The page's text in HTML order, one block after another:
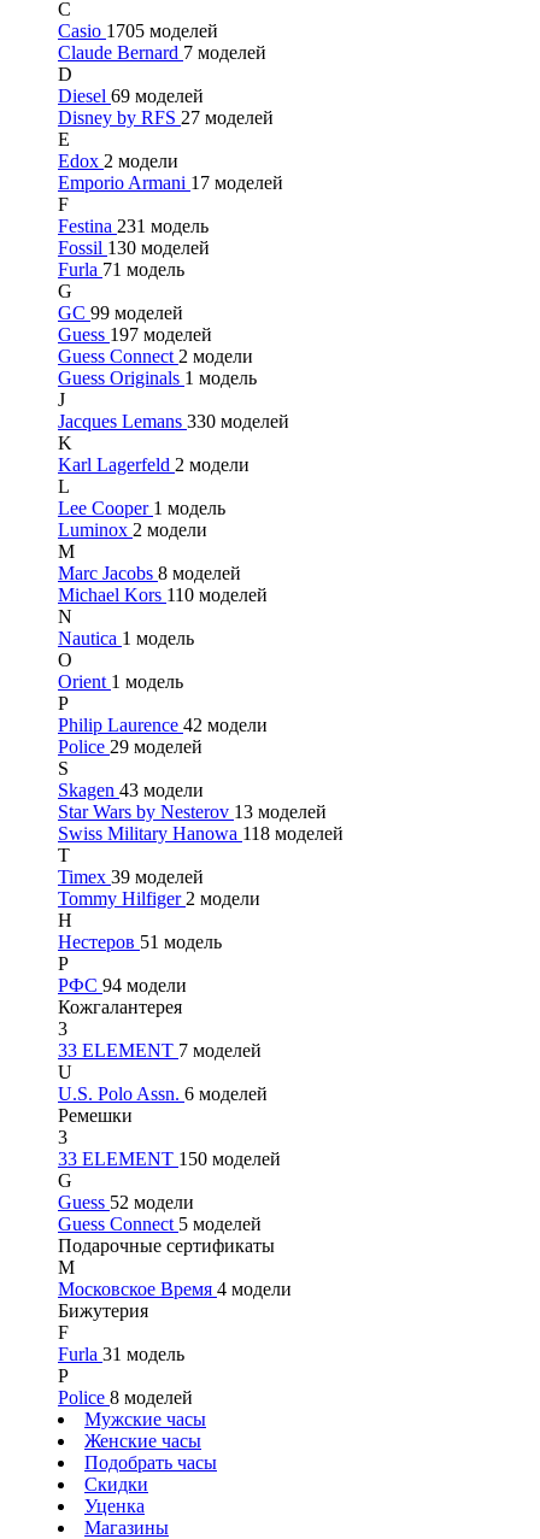
C
Casio 1705 моделей
Claude Bernard 7 моделей
D
Diesel 69 моделей
Disney by RFS 27 моделей
E
Edox 2 модели
Emporio Armani 17 моделей
F
Festina 231 модель
Fossil 130 моделей
Furla 71 модель
G
GC 99 моделей
Guess 197 моделей
Guess Connect 2 модели
Guess Originals 1 модель
J
Jacques Lemans 330 моделей
K
Karl Lagerfeld 2 модели
L
Lee Cooper 1 модель
Luminox 2 модели
M
Marc Jacobs 8 моделей
Michael Kors 110 моделей
N
Nautica 1 модель
O
Orient 1 модель
P
Philip Laurence 42 модели
Police 29 моделей
S
Skagen 43 модели
Star Wars by Nesterov 13 моделей
Swiss Military Hanowa 118 моделей
T
Timex 39 моделей
Tommy Hilfiger 2 модели
Н
Нестеров 51 модель
Р
РФС 94 модели
Кожгалантерея
3
33 ELEMENT 7 моделей
U
U.S. Polo Assn. 6 моделей
Ремешки
3
33 ELEMENT 150 моделей
G
Guess 52 модели
Guess Connect 5 моделей
Подарочные сертификаты
М
Московское Время 4 модели
Бижутерия
F
Furla 31 модель
P
Police 8 моделей
Мужские часы
Женские часы
Подобрать часы
Скидки
Уценка
Магазины